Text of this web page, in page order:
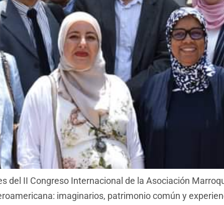
del II Congreso Internacional de la Asociación
imaginarios, patrimonio común y